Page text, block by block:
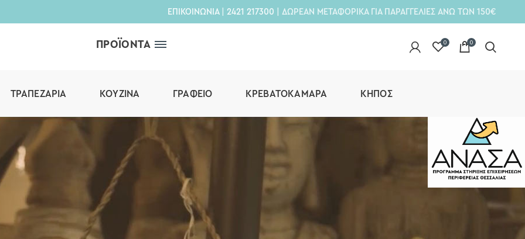
ΕΠΙΚΟΙΝΩΝΙΑ| 2421 217300 | ΔΩΡΕΑΝ ΜΕΤΑΦΟΡΙΚΑ ΓΙΑ ΠΑΡΑΓΓΕΛΙΕΣ ΑΝΩ ΤΩΝ 150€
ΠΡΟΪΟΝΤΑ 0 0
ΤΡΑΠΕΖΑΡΊΑ ΚΟΥΖΊΝΑ ΓΡΑΦΕΊΟ ΚΡΕΒΑΤΟΚΆΜΑΡΑ ΚΉΠΟΣ